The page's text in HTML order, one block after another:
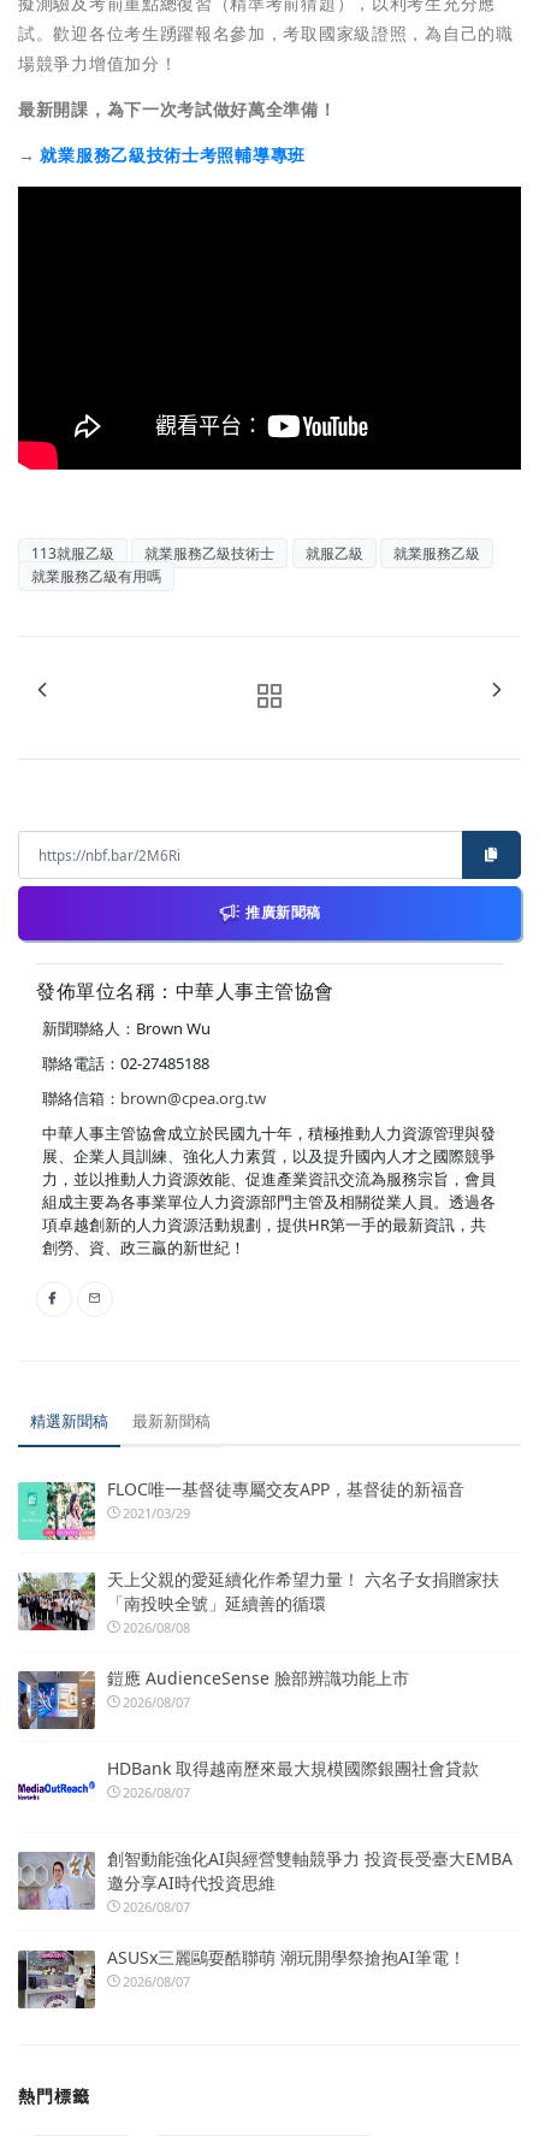
試。歡迎各位考生踴躍報名參加，考取國家級證照，為自己的職
場競爭力增值加分！
最新開課，為下一次考試做好萬全準備！
→就業服務乙級技術士考照輔導專班
113就服乙級 就業服務乙級技術士 就服乙級
就業服務乙級
就業服務乙級有用嗎
推廣新聞稿
發佈單位名稱：中華人事主管協會
新聞聯絡人：Brown Wu
聯絡電話：02-27485188
聯絡信箱： brown@cpea.org.tw
中華人事主管協會成立於民國九十年，積極推動人力資源管理與發
展、企業人員訓練、強化人力素質，以及提升國內人才之國際競爭
力，並以推動人力資源效能、促進產業資訊交流為服務宗旨，會員
組成主要為各事業單位人力資源部門主管及相關從業人員。透過各
項卓越創新的人力資源活動規劃，提供HR第一手的最新資訊，共
創勞、資、政三贏的新世紀！
精選新聞稿 最新新聞稿
FLOC唯一基督徒專屬交友APP，基督徒的新福音
2021/03/29
天上父親的愛延續化作希望力量！ 六名子女捐贈家扶
「南投映全號」延續善的循環
2026/08/08
鎧應 AudienceSense 臉部辨識功能上市
2026/08/07
HDBank 取得越南歷來最大規模國際銀團社會貸款
2026/08/07
創智動能強化AI與經營雙軸競爭力 投資長受臺大EMBA
邀分享AI時代投資思維
2026/08/07
ASUSx三麗鷗耍酷聯萌 潮玩開學祭搶抱AI筆電！
2026/08/07
熱門標籤